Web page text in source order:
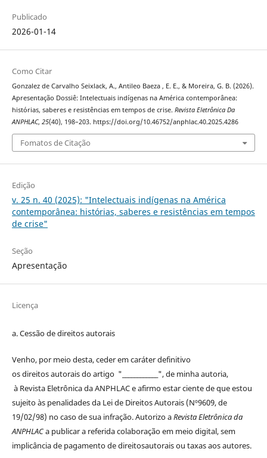
Publicado
2026-01-14
Como Citar
Gonzalez de Carvalho Seixlack, A., Antileo Baeza , E. E., & Moreira, G. B. (2026).
Apresentação Dossiê: Intelectuais indígenas na América contemporânea:
histórias, saberes e resistências em tempos de crise. Revista Eletrônica Da
ANPHLAC, 25(40), 198–203. https://doi.org/10.46752/anphlac.40.2025.4286
Fomatos de Citação
Edição
v. 25 n. 40 (2025): "Intelectuais indígenas na América
contemporânea: histórias, saberes e resistências em tempos
de crise"
Seção
Apresentação
Licença
a. Cessão dedireitosautorais
Venho, por meio desta, ceder em caráter definitivo
osdireitosautoraisdo artigo "____________", de minha autoria,
à Revista Eletrônica da ANPHLACe afirmo estar ciente de que estou
sujeito às penalidades da Lei de DireitosAutorais(Nº9609, de
19/02/98) no caso de sua infração. Autorizo aRevista Eletrônica da
ANPHLACa publicar a referida colaboração em meio digital, sem
implicância de pagamento dedireitosautoraisou taxas aos autores.